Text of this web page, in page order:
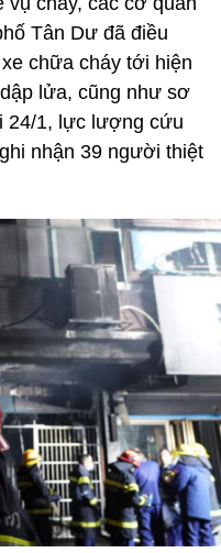
Tân Dư đã điều
chữa cháy tới hiện
lửa, cũng như sơ
24/1, lực lượng cứu
nhận 39 người thiệt